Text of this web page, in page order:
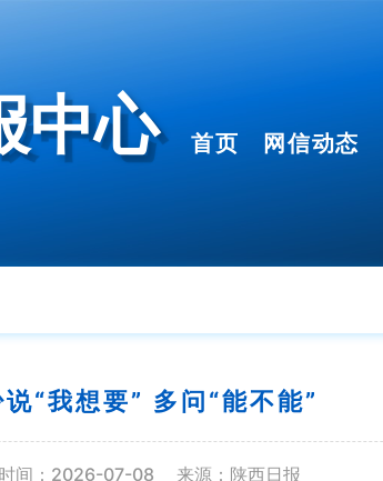
中心 首页 网信动态
说“我想要” 多问“能不能”
时间：2026-07-08 来源：陕西日报